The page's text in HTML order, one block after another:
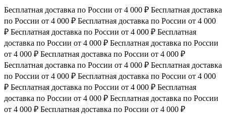
Бесплатная доставка по России от 4 000 ₽ Бесплатная доставка
по России от 4 000 ₽ Бесплатная доставка по России от 4 000
₽ Бесплатная доставка по России от 4 000 ₽ Бесплатная
доставка по России от 4 000 ₽ Бесплатная доставка по России
от 4 000 ₽ Бесплатная доставка по России от 4 000 ₽
Бесплатная доставка по России от 4 000 ₽ Бесплатная доставка
по России от 4 000 ₽ Бесплатная доставка по России от 4 000
₽ Бесплатная доставка по России от 4 000 ₽ Бесплатная
доставка по России от 4 000 ₽ Бесплатная доставка по России
от 4 000 ₽ Бесплатная доставка по России от 4 000 ₽